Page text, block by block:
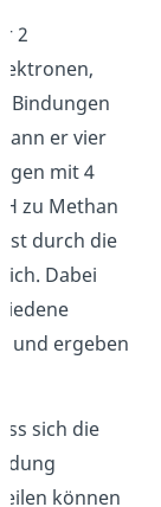
2
Bindungen
er vier
mit 4
zu Methan
ist durch die
Dabei
und ergeben
sich die
können